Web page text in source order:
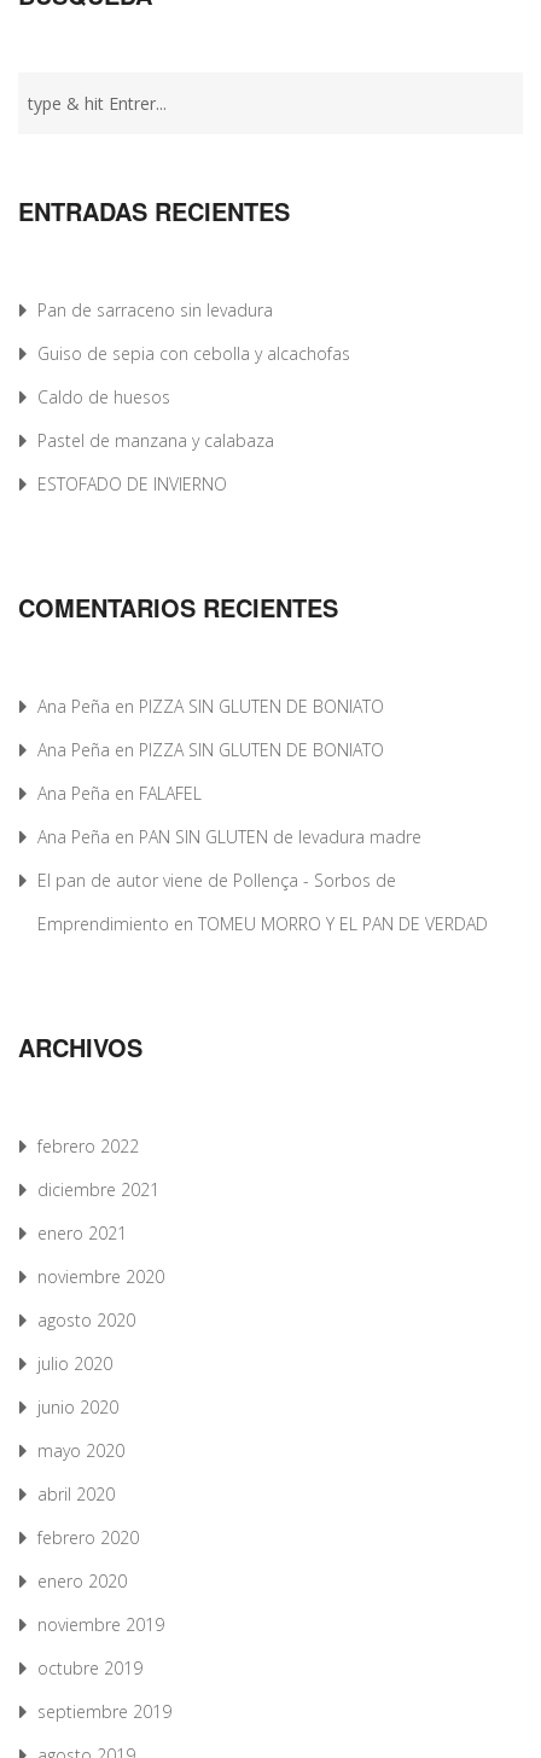
ENTRADAS RECIENTES
Pan de sarraceno sin levadura
Guiso de sepia con cebolla y alcachofas
Caldo de huesos
Pastel de manzana y calabaza
ESTOFADO DE INVIERNO
COMENTARIOS RECIENTES
Ana Peña en PIZZA SIN GLUTEN DE BONIATO
Ana Peña en PIZZA SIN GLUTEN DE BONIATO
Ana Peña en FALAFEL
Ana Peña en PAN SIN GLUTEN de levadura madre
El pan de autor viene de Pollença - Sorbos de
Emprendimiento en TOMEU MORRO Y EL PAN DE VERDAD
ARCHIVOS
febrero 2022
diciembre 2021
enero 2021
noviembre 2020
agosto 2020
julio 2020
junio 2020
mayo 2020
abril 2020
febrero 2020
enero 2020
noviembre 2019
octubre 2019
septiembre 2019